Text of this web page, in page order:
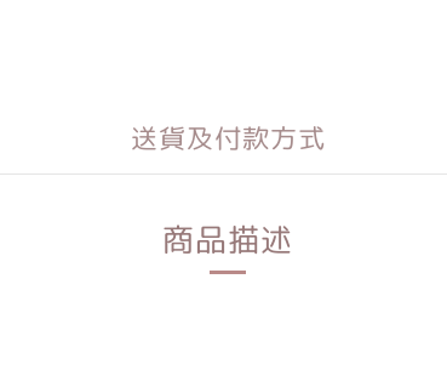
送貨及付款方式
商品描述